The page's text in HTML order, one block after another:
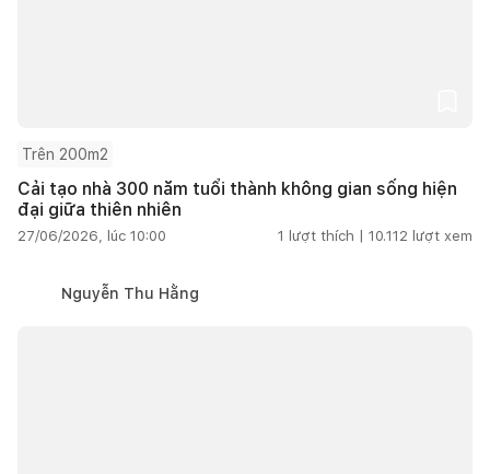
Trên 200m2
Cải tạo nhà 300 năm tuổi thành không gian sống hiện
đại giữa thiên nhiên
27/06/2026, lúc 10:00 1 lượt thích | 10.112 lượt xem
Nguyễn Thu Hằng